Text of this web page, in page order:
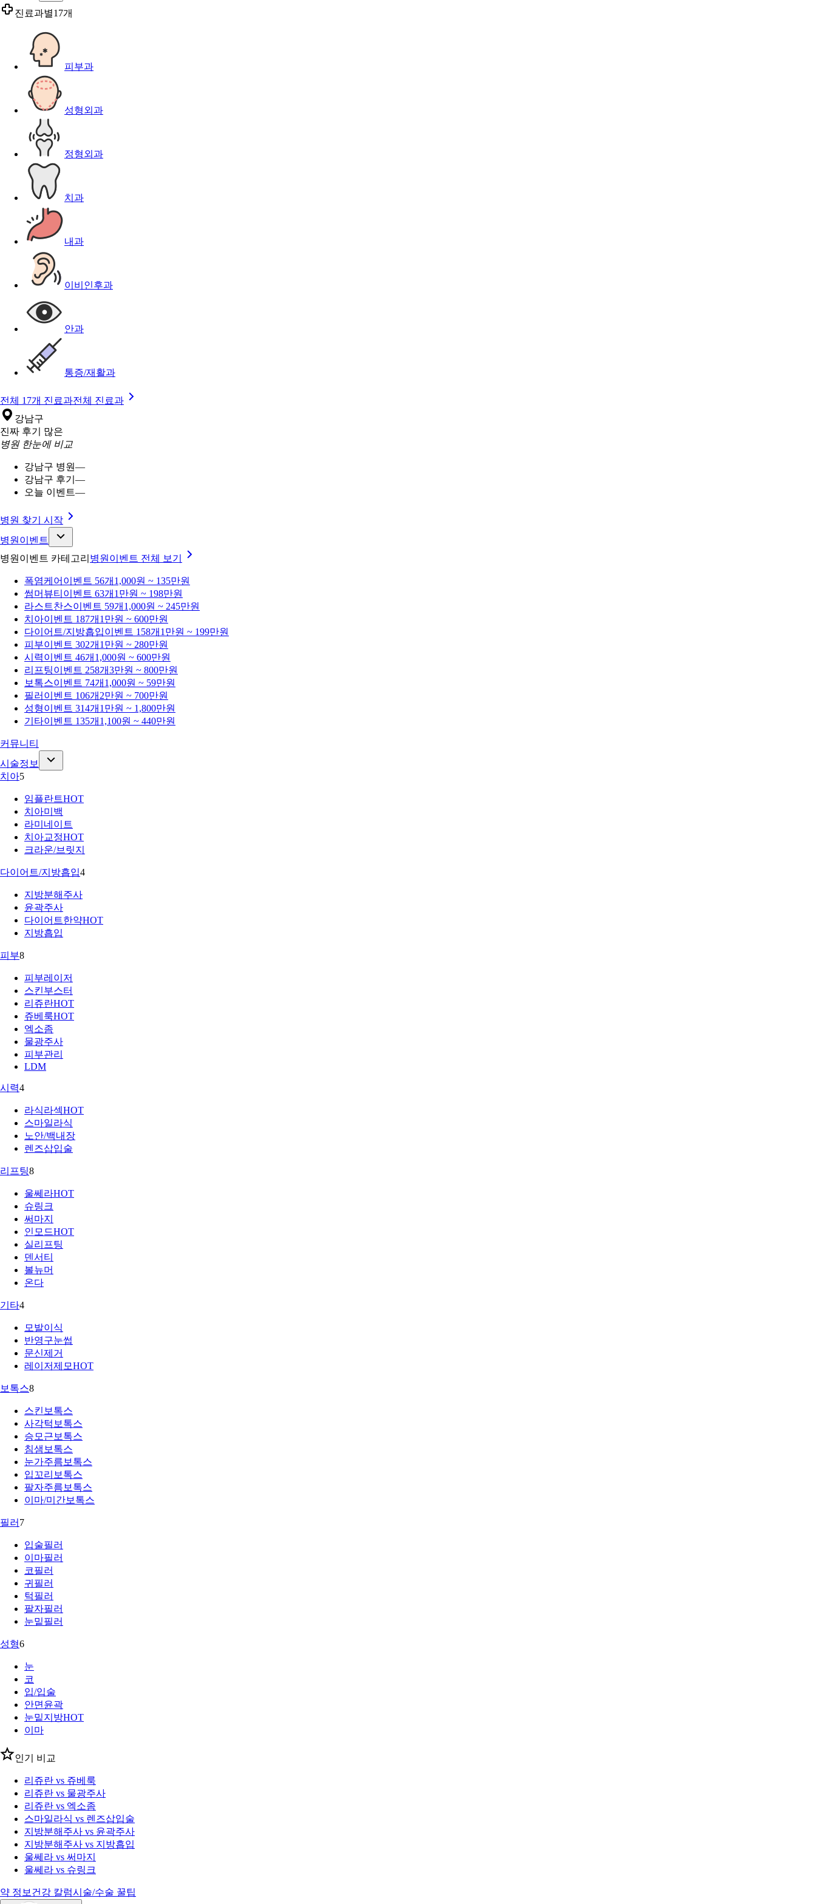
진료과별17개
피부과
성형외과
정형외과
치과
내과
이비인후과
안과
통증/재활과
전체 17개 진료과전체 진료과
강남구
진짜 후기 많은
병원 한눈에 비교
강남구 병원—
강남구 후기 —
오늘 이벤트—
병원 찾기 시작
병원이벤트
병원이벤트 카테고리 병원이벤트 전체 보기
폭염케어 이벤트 56개 1,000원 ~ 135만원
썸머뷰티 이벤트 63개 1만원 ~ 198만원
라스트찬스이벤트 59개 1,000원 ~ 245만원
치아이벤트 187개 1만원 ~ 600만원
다이어트/지방흡입이벤트 158개 1만원 ~ 199만원
피부이벤트 302개 1만원 ~ 280만원
시력이벤트 46개 1,000원 ~ 600만원
리프팅이벤트 258개3만원 ~ 800만원
보톡스이벤트 74개 1,000원 ~ 59만원
필러 이벤트 106개 2만원 ~ 700만원
성형이벤트 314개 1만원 ~ 1,800만원
기타이벤트 135개 1,100원 ~ 440만원
커뮤니티
시술정보
치아5
임플란트HOT
치아미백
라미네이트
치아교정HOT
크라운/브릿지
다이어트/지방흡입4
지방분해주사
윤곽주사
다이어트한약HOT
지방흡입
피부8
피부레이저
스킨부스터
리쥬란HOT
쥬베룩HOT
엑소좀
물광주사
피부관리
LDM
시력4
라식라섹HOT
스마일라식
노안/백내장
렌즈삽입술
리프팅8
울쎄라HOT
슈링크
써마지
인모드HOT
실리프팅
덴서티
볼뉴머
온다
기타4
모발이식
반영구눈썹
문신제거
레이저제모HOT
보톡스8
스킨보톡스
사각턱보톡스
승모근보톡스
침샘보톡스
눈가주름보톡스
입꼬리보톡스
팔자주름보톡스
이마/미간보톡스
필러 7
입술필러
이마필러
코필러
귀필러
턱필러
팔자필러
눈밑필러
성형6
눈
코
입/입술
안면윤곽
눈밑지방HOT
이마
인기 비교
리쥬란 vs 쥬베룩
리쥬란 vs 물광주사
리쥬란 vs 엑소좀
스마일라식 vs 렌즈삽입술
지방분해주사 vs 윤곽주사
지방분해주사 vs 지방흡입
울쎄라 vs 써마지
울쎄라 vs 슈링크
약 정보 건강 칼럼시술/수술 꿀팁